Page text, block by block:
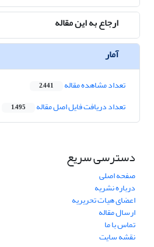
ارجاع به این مقاله
آمار
تعداد مشاهده مقاله 2,441
تعداد دریافت فایل اصل مقاله 1,495
دسترسی سریع
صفحه اصلی
درباره نشریه
اعضای هیات تحریریه
ارسال مقاله
تماس با ما
نقشه سایت